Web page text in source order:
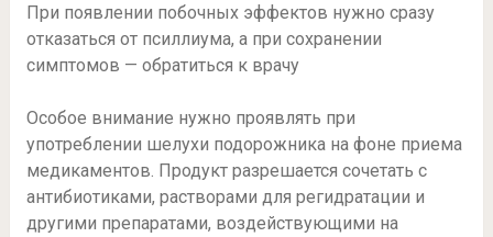
При появлении побочных эффектов нужно сразу
отказаться от псиллиума, а при сохранении
симптомов — обратиться к врачу
Особое внимание нужно проявлять при
употреблении шелухи подорожника на фоне приема
медикаментов. Продукт разрешается сочетать с
антибиотиками, растворами для регидратации и
другими препаратами, воздействующими на